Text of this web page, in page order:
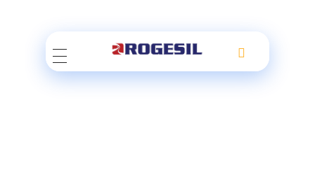
Rogesil